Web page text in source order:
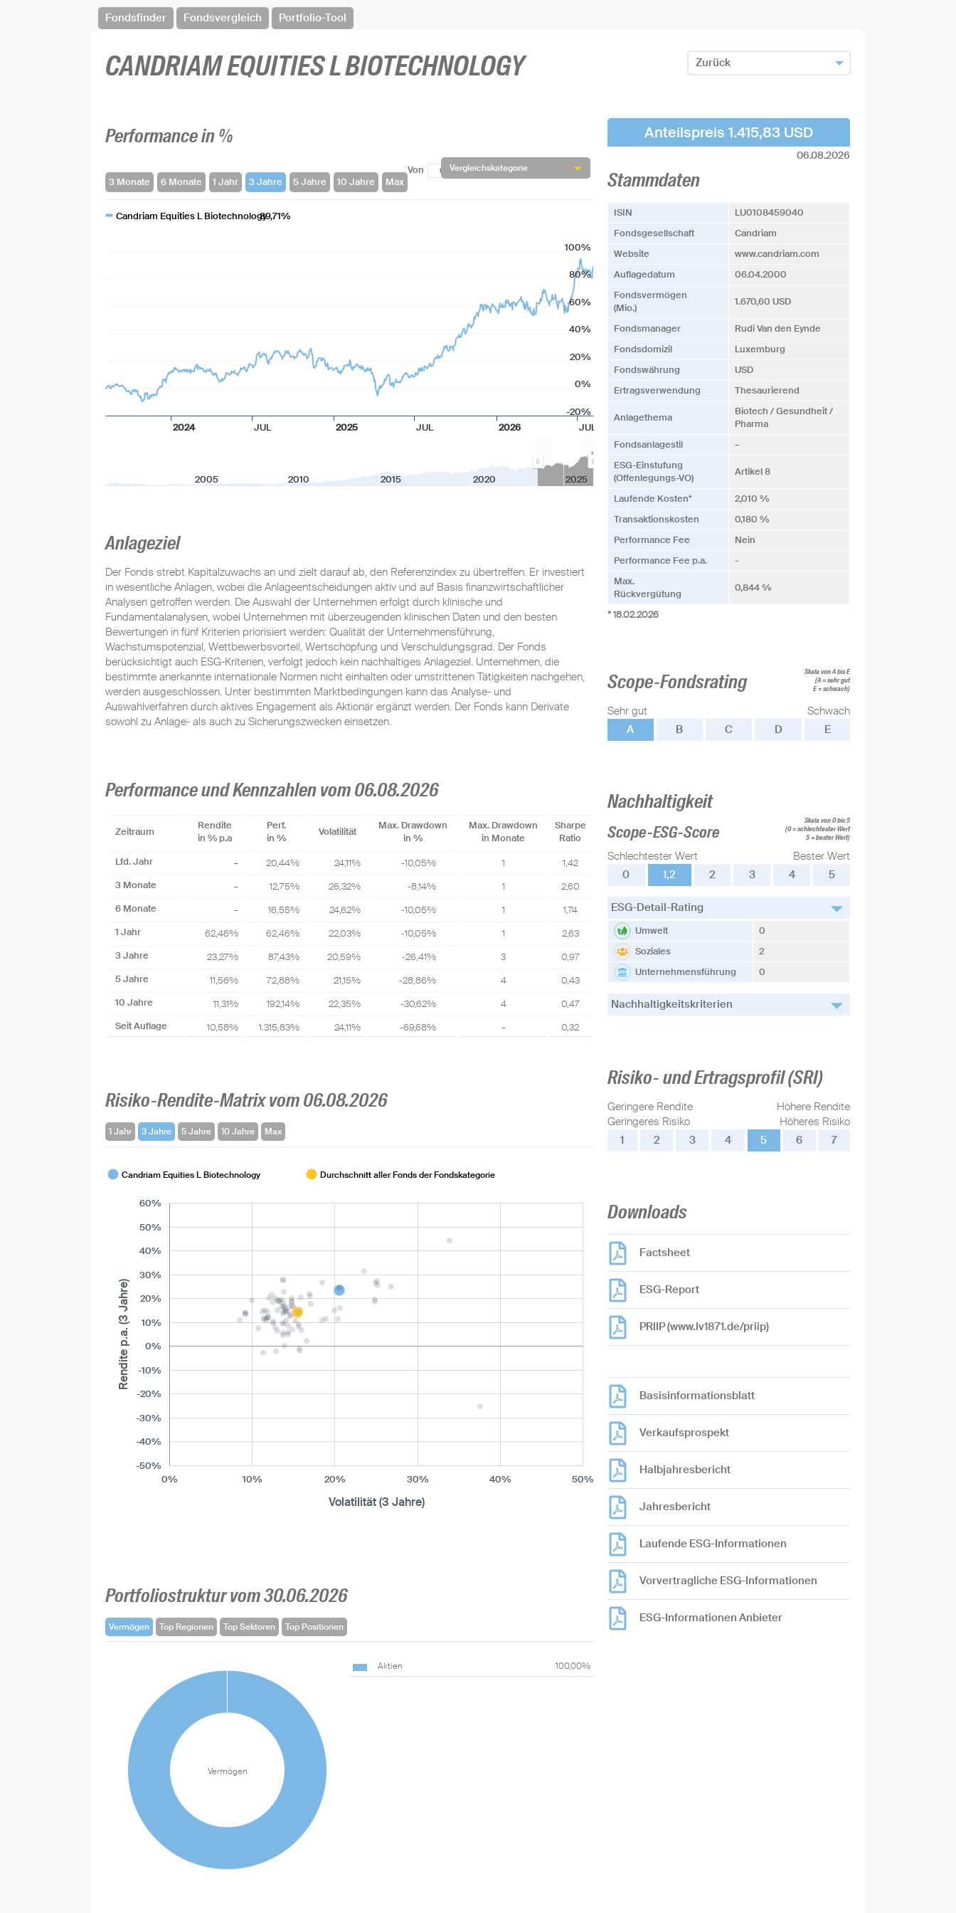
Fondsfinder Fondsvergleich Portfolio-Tool
CANDRIAM EQUITIES L BIOTECHNOLOGY
Zurück
Performance in %
Vergleichskategorie
Von Bis
Candriam Equities L Biotechnology89,71%
2024 JUL 2025 JUL 2026 JUL
-20%
0%
20%
40%
60%
80%
100%
2005 2010 2015 2020 2025
Anlageziel
Der Fonds strebt Kapitalzuwachs an und zielt darauf ab, den Referenzindex zu übertreffen. Er investiert
in wesentliche Anlagen, wobei die Anlageentscheidungen aktiv und auf Basis finanzwirtschaftlicher
Analysen getroffen werden. Die Auswahl der Unternehmen erfolgt durch klinische und
Fundamentalanalysen, wobei Unternehmen mit überzeugenden klinischen Daten und den besten
Bewertungen in fünf Kriterien priorisiert werden: Qualität der Unternehmensführung,
Wachstumspotenzial, Wettbewerbsvorteil, Wertschöpfung und Verschuldungsgrad. Der Fonds
berücksichtigt auch ESG-Kriterien, verfolgt jedoch kein nachhaltiges Anlageziel. Unternehmen, die
bestimmte anerkannte internationale Normen nicht einhalten oder umstrittenen Tätigkeiten nachgehen,
werden ausgeschlossen. Unter bestimmten Marktbedingungen kann das Analyse- und
Auswahlverfahren durch aktives Engagement als Aktionär ergänzt werden. Der Fonds kann Derivate
sowohl zu Anlage- als auch zu Sicherungszwecken einsetzen.
Performance und Kennzahlen vom 06.08.2026
Zeitraum
Rendite
in % p.a
Perf.
in %
Volatilität
Max. Drawdown
in %
Max. Drawdown
in Monate
Sharpe
Ratio
Lfd. Jahr
– 20,44% 24,11% -10,05% 1
1,42
3 Monate
– 12,75% 26,32% -8,14% 1
2,60
6 Monate
– 16,55% 24,62% -10,05% 1
1,74
1 Jahr
62,46% 62,46% 22,03% -10,05% 1
2,63
3 Jahre
23,27% 87,43% 20,59% -26,41% 3
0,97
5 Jahre
11,56% 72,88% 21,15% -28,86% 4
0,43
10 Jahre
11,31% 192,14% 22,35% -30,62% 4
0,47
Seit Auflage
10,58% 1.315,83% 24,11% -69,68% – 0,32
Risiko-Rendite-Matrix vom 06.08.2026
1 Jahr 3 Jahre 5 Jahre 10 Jahre Max
Candriam Equities L Biotechnology Durchschnitt aller Fonds der Fondskategorie
0% 10% 20% 30% 40% 50%
Volatilität (3 Jahre)
-50%
-40%
-30%
-20%
-10%
0%
10%
20%
30%
40%
50%
60%
Rendite p.a. (3 Jahre)
Portfoliostruktur vom 30.06.2026
Vermögen Top Regionen Top Sektoren Top Positionen
Vermögen
Aktien 100,00%
Anteilspreis 1.415,83 USD
06.08.2026
Stammdaten
ISIN
LU0108459040
Fonds­­gesellschaft
Candriam
Website
www.candriam.com
Auflagedatum
06.04.2000
Fonds­vermögen
(Mio.)
1.670,60 USD
Fonds­manager
Rudi Van den Eynde
Fonds­domizil
Luxemburg
Fonds­währung
USD
Ertrags­verwendung
Thesaurierend
Anlagethema
Biotech / Gesundheit /
Pharma
Fonds­anlagestil
–
ESG-Einstufung
(Offenlegungs-VO)
Artikel 8
Laufende Kosten*
2,010 %
Transaktionskosten
0,180 %
Performance Fee
Nein
Performance Fee p.a.
-
Max.
Rückvergütung
0,844 %
* 18.02.2026
Scope-Fondsrating
Skala von A bis E
(A = sehr gut
E = schwach)
Sehr gut
Schwach
A
B C D E
Nachhaltigkeit
Scope-ESG-Score
Skala von 0 bis 5
(0 = schlechtester Wert
5 = bester Wert)
Schlechtester Wert
Bester Wert
0
1,2 2 3 4 5
ESG-Detail-Rating
Umwelt
0
Soziales
2
Unternehmensführung
0
Nachhaltigkeitskriterien
Risiko- und Ertragsprofil (SRI)
Geringere Rendite
Geringeres Risiko
Höhere Rendite
Höheres Risiko
1
2 3 4 5 6 7
Downloads
Factsheet
ESG-Report
PRIIP (www.lv1871.de/priip)
Basisinformationsblatt
Verkaufsprospekt
Halbjahresbericht
Jahresbericht
Laufende ESG-Informationen
Vorvertragliche ESG-Informationen
ESG-Informationen Anbieter